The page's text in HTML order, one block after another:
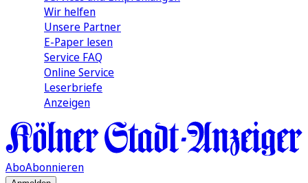
Wir helfen
Unsere Partner
E-Paper lesen
Service FAQ
Online Service
Leserbriefe
Anzeigen
AboAbonnieren